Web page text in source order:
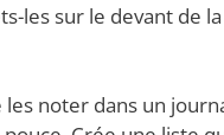
les sur le devant de
noter dans un